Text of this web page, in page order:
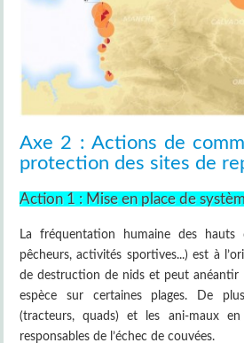
Axe 2 : Actions de
protection des sites de
Action 1 : Mise en place de
La fréquentation humaine des hauts
pêcheurs, activités sportives...) est à
de destruction de nids et peut
espèce sur certaines plages. De
(tracteurs, quads) et les ani-maux
responsables de l’échec de couvées.